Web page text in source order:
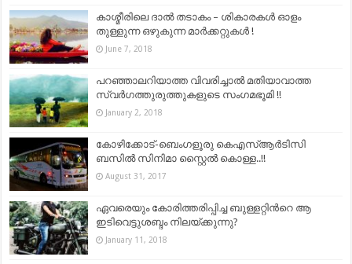
കാശ്മീരിലെ ദാൽ തടാകം – ശികാരകൾ ഓളം
തുള്ളുന്ന ഒഴുകുന്ന മാർക്കറ്റുകൾ !
June 7, 2018
പറഞ്ഞാലറിയാത്ത വിവരിച്ചാല്‍ മതിയാവാത്ത
സ്വര്‍ഗത്തുരുത്തുകളുടെ സംഗമഭൂമി !!
January 2, 2018
കോഴിക്കോട്-ബെംഗളൂരു കെഎസ്ആര്‍ടിസി
ബസിൽ സിനിമാ സ്റ്റൈല്‍ കൊള്ള..!!
August 31, 2017
ഏവരെയും കോരിത്തരിപ്പിച്ച ബുള്ളറ്റിന്‍റെ ആ
ഇടിവെട്ടുശബ്ദം നിലയ്ക്കുന്നു?
January 11, 2018